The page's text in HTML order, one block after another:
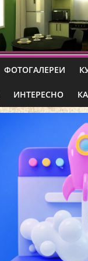
ФОТОГАЛЕРЕИ
ИНТЕРЕСНО